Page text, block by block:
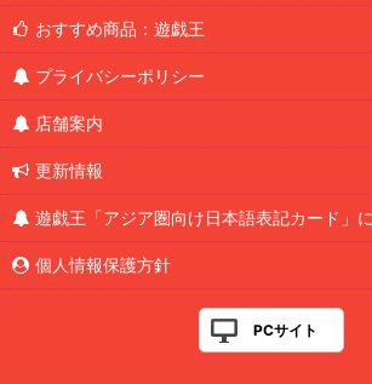
おすすめ商品：遊戯王
プライバシーポリシー
店舗案内
更新情報
遊戯王「アジア圏向け日本語表記カード」
個人情報保護方針
PCサイト